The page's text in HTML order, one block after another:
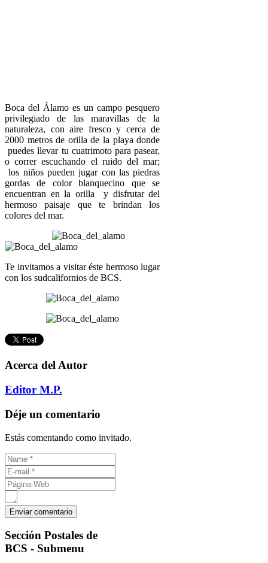
Boca del Álamo es un campo pesquero
privilegiado de las maravillas de la
naturaleza, con aire fresco y cerca de
2000 metros de orilla de la playa donde
puedes llevar tu cuatrimoto para pasear,
o correr escuchando el ruido del mar;
los niños pueden jugar con las piedras
gordas de color blanquecino que se
encuentran en la orilla y disfrutar del
hermoso paisaje que te brindan los
colores del mar.
Te invitamos a visitar éste hermoso lugar
con los sudcalifornios de BCS.
Acerca del Autor
Editor M.P.
Déje un comentario
Estás comentando como invitado.
Sección Postales de
BCS - Submenu